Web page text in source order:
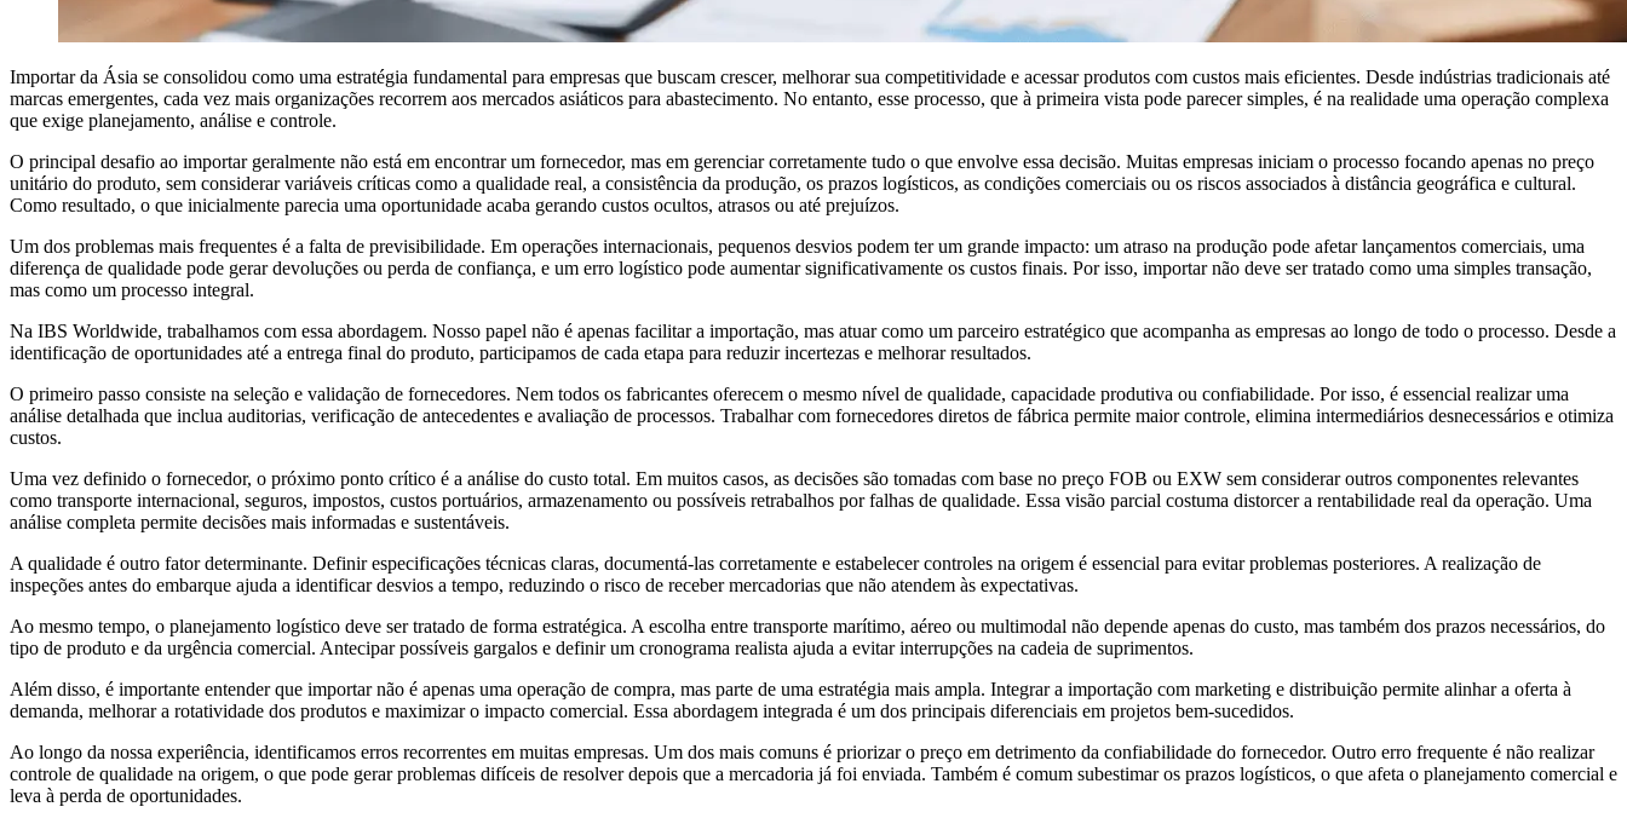
Importar da Ásia se consolidou como uma estratégia fundamental para empresas que buscam crescer, melhorar sua competitividade e acessar produtos com custos mais eficientes. Desde indústrias tradicionais até
marcas emergentes, cada vez mais organizações recorrem aos mercados asiáticos para abastecimento. No entanto, esse processo, que à primeira vista pode parecer simples, é na realidade uma operação complexa
que exige planejamento, análise e controle.
O principal desafio ao importar geralmente não está em encontrar um fornecedor, mas em gerenciar corretamente tudo o que envolve essa decisão. Muitas empresas iniciam o processo focando apenas no preço
unitário do produto, sem considerar variáveis críticas como a qualidade real, a consistência da produção, os prazos logísticos, as condições comerciais ou os riscos associados à distância geográfica e cultural.
Como resultado, o que inicialmente parecia uma oportunidade acaba gerando custos ocultos, atrasos ou até prejuízos.
Um dos problemas mais frequentes é a falta de previsibilidade. Em operações internacionais, pequenos desvios podem ter um grande impacto: um atraso na produção pode afetar lançamentos comerciais, uma
diferença de qualidade pode gerar devoluções ou perda de confiança, e um erro logístico pode aumentar significativamente os custos finais. Por isso, importar não deve ser tratado como uma simples transação,
mas como um processo integral.
Na IBS Worldwide, trabalhamos com essa abordagem. Nosso papel não é apenas facilitar a importação, mas atuar como um parceiro estratégico que acompanha as empresas ao longo de todo o processo. Desde a
identificação de oportunidades até a entrega final do produto, participamos de cada etapa para reduzir incertezas e melhorar resultados.
O primeiro passo consiste na seleção e validação de fornecedores. Nem todos os fabricantes oferecem o mesmo nível de qualidade, capacidade produtiva ou confiabilidade. Por isso, é essencial realizar uma
análise detalhada que inclua auditorias, verificação de antecedentes e avaliação de processos. Trabalhar com fornecedores diretos de fábrica permite maior controle, elimina intermediários desnecessários e otimiza
custos.
Uma vez definido o fornecedor, o próximo ponto crítico é a análise do custo total. Em muitos casos, as decisões são tomadas com base no preço FOB ou EXW sem considerar outros componentes relevantes
como transporte internacional, seguros, impostos, custos portuários, armazenamento ou possíveis retrabalhos por falhas de qualidade. Essa visão parcial costuma distorcer a rentabilidade real da operação. Uma
análise completa permite decisões mais informadas e sustentáveis.
A qualidade é outro fator determinante. Definir especificações técnicas claras, documentá-las corretamente e estabelecer controles na origem é essencial para evitar problemas posteriores. A realização de
inspeções antes do embarque ajuda a identificar desvios a tempo, reduzindo o risco de receber mercadorias que não atendem às expectativas.
Ao mesmo tempo, o planejamento logístico deve ser tratado de forma estratégica. A escolha entre transporte marítimo, aéreo ou multimodal não depende apenas do custo, mas também dos prazos necessários, do
tipo de produto e da urgência comercial. Antecipar possíveis gargalos e definir um cronograma realista ajuda a evitar interrupções na cadeia de suprimentos.
Além disso, é importante entender que importar não é apenas uma operação de compra, mas parte de uma estratégia mais ampla. Integrar a importação com marketing e distribuição permite alinhar a oferta à
demanda, melhorar a rotatividade dos produtos e maximizar o impacto comercial. Essa abordagem integrada é um dos principais diferenciais em projetos bem-sucedidos.
Ao longo da nossa experiência, identificamos erros recorrentes em muitas empresas. Um dos mais comuns é priorizar o preço em detrimento da confiabilidade do fornecedor. Outro erro frequente é não realizar
controle de qualidade na origem, o que pode gerar problemas difíceis de resolver depois que a mercadoria já foi enviada. Também é comum subestimar os prazos logísticos, o que afeta o planejamento comercial e
leva à perda de oportunidades.